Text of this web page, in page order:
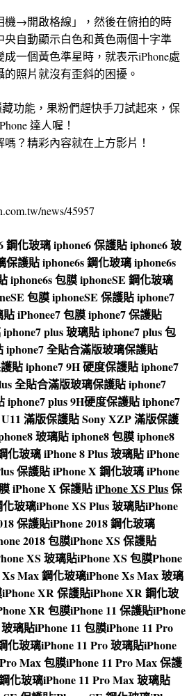
→開啟格線」，然後在俯拍的時
央自動顯示白色和黃色兩個十字準
一個黃色準星時，就表示iPhone處
照片就沒有歪斜的困擾。
藏功能，果粉們趕快手刀試起來，保
達人喔！
？精彩內容就在上方影片！
news/45957
鋼化玻璃iphone6 保護貼iphone6 玻
保護貼iphone6s 鋼化玻璃iphone6s
iphone6s 包膜iphoneSE 鋼化玻璃
包膜iphoneSE 保護貼iphone7
貼iPhonee7 包膜iphone7 保護貼
iphone7 plus 玻璃貼iphone7 plus 包
iphone7 全貼合滿版玻璃保護貼
貼iphone7 9H 硬度保護貼iphone7
全貼合滿版玻璃保護貼iphone7
iphone7 plus 9H硬度保護貼iphone7
滿版保護貼Sony XZP 滿版保護
玻璃貼iphone8 包膜iphone8
化玻璃iPhone 8 Plus 玻璃貼iPhone
保護貼iPhone X 鋼化玻璃iPhone
iPhone X 保護貼iPhone XS Plus保
化玻璃iPhone XS Plus 玻璃貼iPhone
保護貼iPhone 2018 鋼化玻璃
2018 包膜iPhone XS 保護貼
XS 玻璃貼iPhone XS 包膜Phone
Xs Max 鋼化玻璃iPhone Xs Max 玻璃
iPhone XR 保護貼iPhone XR 鋼化玻
XR 包膜iPhone 11 保護貼iPhone
璃貼iPhone 11 包膜iPhone 11 Pro
化玻璃iPhone 11 Pro 玻璃貼iPhone
Max 包膜iPhone 11 Pro Max 保護
化玻璃iPhone 11 Pro Max 玻璃貼